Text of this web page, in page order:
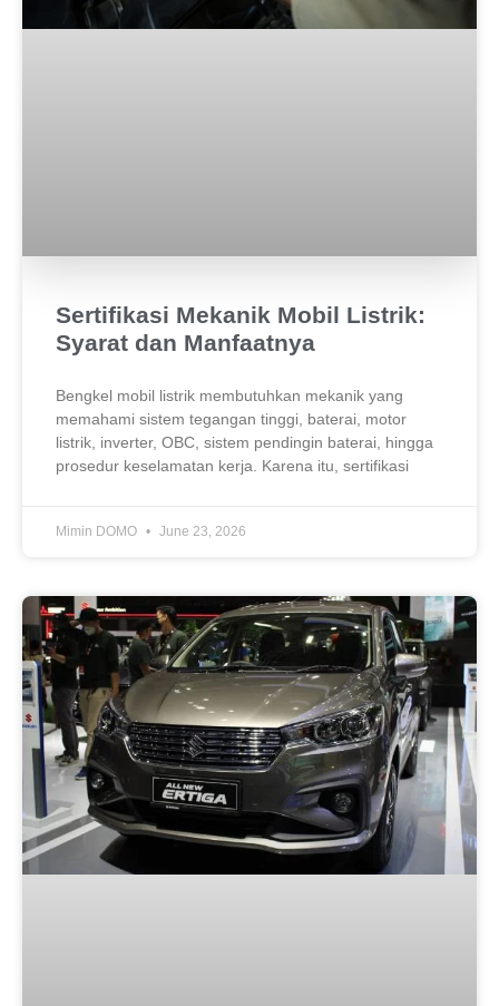
Sertifikasi Mekanik Mobil Listrik:
Syarat dan Manfaatnya
Bengkel mobil listrik membutuhkan mekanik yang
memahami sistem tegangan tinggi, baterai, motor
listrik, inverter, OBC, sistem pendingin baterai, hingga
prosedur keselamatan kerja. Karena itu, sertifikasi
Mimin DOMO June 23, 2026